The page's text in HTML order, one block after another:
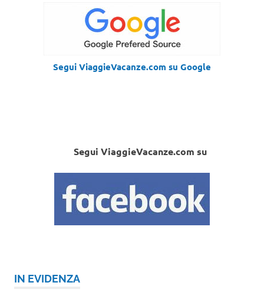
Segui ViaggieVacanze.com su Google
Segui ViaggieVacanze.com su
IN EVIDENZA